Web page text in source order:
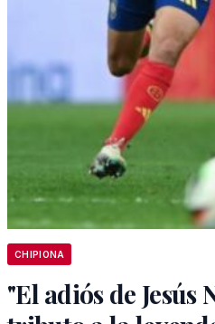
CHIPIONA
"El adiós de Jesús